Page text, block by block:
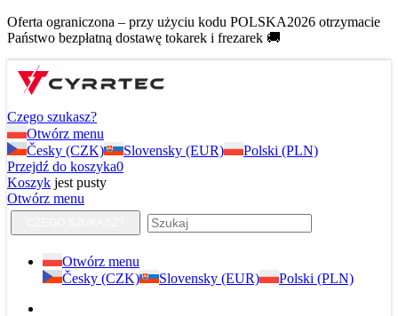
Oferta ograniczona – przy użyciu kodu POLSKA2026 otrzymacie
Państwo bezpłatną dostawę tokarek i frezarek 🚚
Czego szukasz?
Otwórz menu
Česky (CZK)
Slovensky (EUR)
Polski (PLN)
Przejdź do koszyka0
Koszyk jest pusty
Otwórz menu
Otwórz menu
Česky (CZK)
Slovensky (EUR) Polski (PLN)